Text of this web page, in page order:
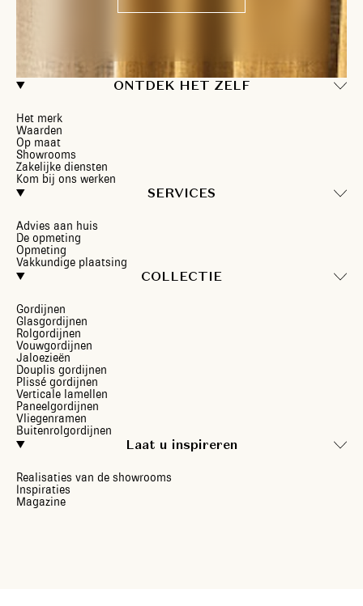
ONTDEK HET ZELF
Het merk
Waarden
Op maat
Showrooms
Zakelijke diensten
Kom bij ons werken
SERVICES
Advies aan huis
De opmeting
Opmeting
Vakkundige plaatsing
COLLECTIE
Gordijnen
Glasgordijnen
Rolgordijnen
Vouwgordijnen
Jaloezieën
Douplis gordijnen
Plissé gordijnen
Verticale lamellen
Paneelgordijnen
Vliegenramen
Buitenrolgordijnen
Laat u inspireren
Realisaties van de showrooms
Inspiraties
Magazine